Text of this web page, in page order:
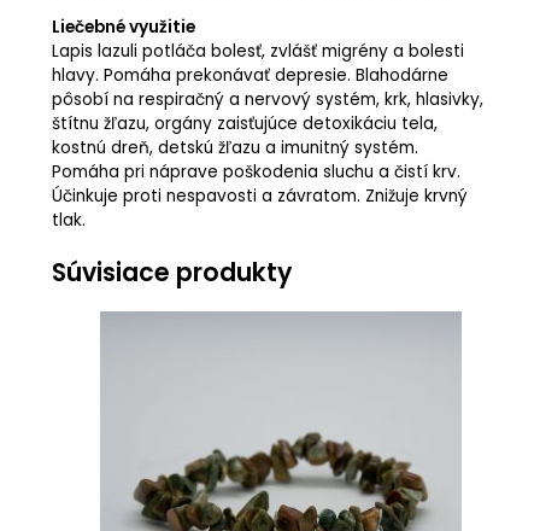
Liečebné využitie
Lapis lazuli potláča bolesť, zvlášť migrény a bolesti
hlavy. Pomáha prekonávať depresie. Blahodárne
pôsobí na respiračný a nervový systém, krk, hlasivky,
štítnu žľazu, orgány zaisťujúce detoxikáciu tela,
kostnú dreň, detskú žľazu a imunitný systém.
Pomáha pri náprave poškodenia sluchu a čistí krv.
Účinkuje proti nespavosti a závratom. Znižuje krvný
tlak.
Súvisiace produkty